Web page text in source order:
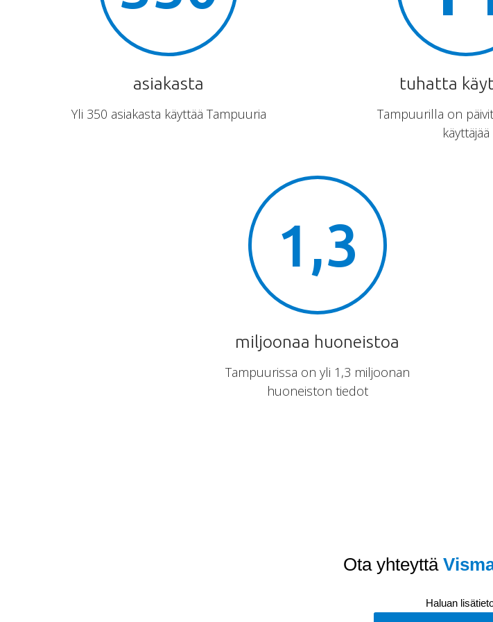
asiakasta
Yli 350 asiakasta käyttää Tampuuria
tuhatta
Tampuurilla on
käyttäjää
1,3
miljoonaa huoneistoa
Tampuurissa on yli 1,3 miljoonan
huoneiston tiedot